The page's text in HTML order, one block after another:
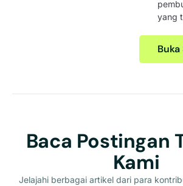
yang
Buka
Baca Postingan
Kami
Jelajahi berbagai artikel dari para